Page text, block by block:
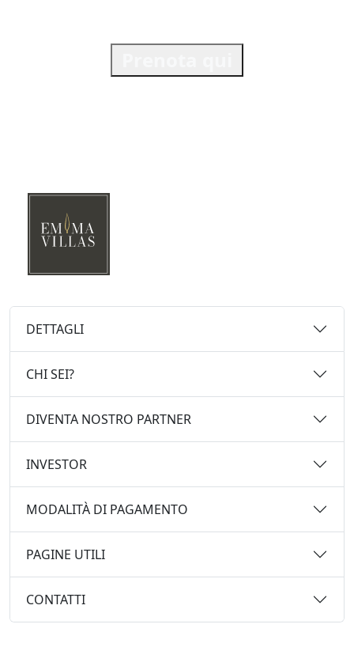
DETTAGLI
CHI SEI?
DIVENTA NOSTRO PARTNER
INVESTOR
MODALITÀ DI PAGAMENTO
PAGINE UTILI
CONTATTI